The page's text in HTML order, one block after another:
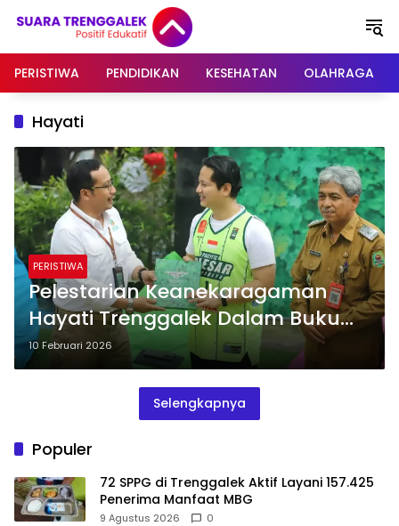
PERISTIWA
PENDIDIKAN KESEHATAN OLAHRAGA
Hayati
PERISTIWA
Pelestarian Keanekaragaman
Hayati Trenggalek Dalam Buku
Biodiversitas 2025
10 Februari 2026
Selengkapnya
Populer
72 SPPG di Trenggalek Aktif Layani 157.425
Penerima Manfaat MBG
9 Agustus 2026 0